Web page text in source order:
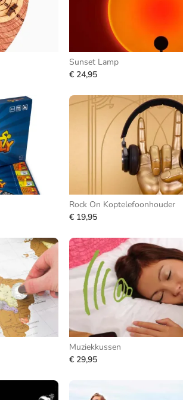
Sunset Lamp
€ 24,95
Rock On Koptelefoonhouder
€ 19,95
Muziekkussen
€ 29,95